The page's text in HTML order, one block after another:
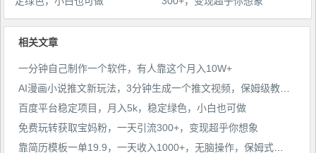
相关文章
一分钟自己制作一个软件，有人靠这个月入10W+
百度平台稳定项目，月入5k，稳定绿色，小白也可做
免费玩转获取宝妈粉，一天引流300+，变现超乎你想象